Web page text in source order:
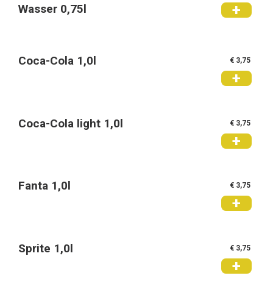
Wasser 0,75l
+
Coca-Cola 1,0l € 3,75
+
Coca-Cola light 1,0l € 3,75
+
Fanta 1,0l € 3,75
+
Sprite 1,0l € 3,75
+